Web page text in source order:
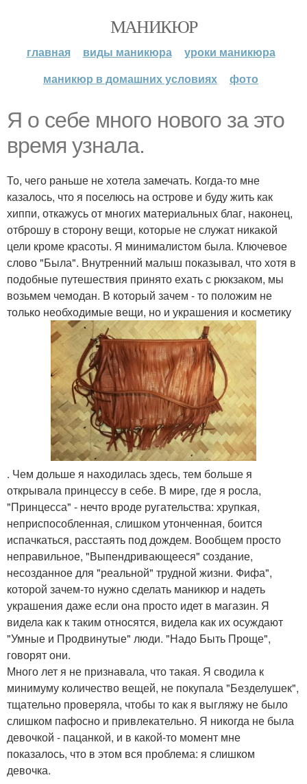
МАНИКЮР
главная виды маникюра
уроки маникюра
маникюр в домашних условиях
фото
Я о себе много нового за это
время узнала.
То, чего раньше не хотела замечать. Когда-то мне
казалось, что я поселюсь на острове и буду жить как
хиппи, откажусь от многих материальных благ, наконец,
отброшу в сторону вещи, которые не служат никакой
цели кроме красоты. Я минималистом была. Ключевое
слово "Была". Внутренний малыш показывал, что хотя в
подобные путешествия принято ехать с рюкзаком, мы
возьмем чемодан. В который зачем - то положим не
только необходимые вещи, но и украшения и косметику
. Чем дольше я находилась здесь, тем больше я
открывала принцессу в себе. В мире, где я росла,
"Принцесса" - нечто вроде ругательства: хрупкая,
неприспособленная, слишком утонченная, боится
испачкаться, расстаять под дождем. Вообщем просто
неправильное, "Выпендривающееся" создание,
несозданное для "реальной" трудной жизни. Фифа",
которой зачем-то нужно сделать маникюр и надеть
украшения даже если она просто идет в магазин. Я
видела как к таким относятся, видела как их осуждают
"Умные и Продвинутые" люди. "Надо Быть Проще",
говорят они.
Много лет я не признавала, что такая. Я сводила к
минимуму количество вещей, не покупала "Безделушек",
тщательно проверяла, чтобы то как я выгляжу не было
слишком пафосно и привлекательно. Я никогда не была
девочкой - пацанкой, и в какой-то момент мне
показалось, что в этом вся проблема: я слишком
девочка.